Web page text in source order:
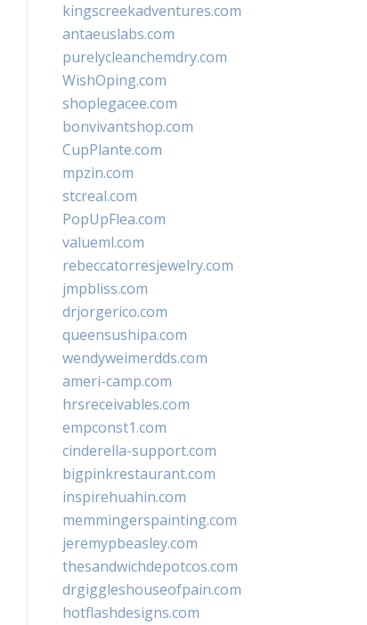
kingscreekadventures.com
antaeuslabs.com
purelycleanchemdry.com
WishOping.com
shoplegacee.com
bonvivantshop.com
CupPlante.com
mpzin.com
stcreal.com
PopUpFlea.com
valueml.com
rebeccatorresjewelry.com
jmpbliss.com
drjorgerico.com
queensushipa.com
wendyweimerdds.com
ameri-camp.com
hrsreceivables.com
empconst1.com
cinderella-support.com
bigpinkrestaurant.com
inspirehuahin.com
memmingerspainting.com
jeremypbeasley.com
thesandwichdepotcos.com
drgiggleshouseofpain.com
hotflashdesigns.com